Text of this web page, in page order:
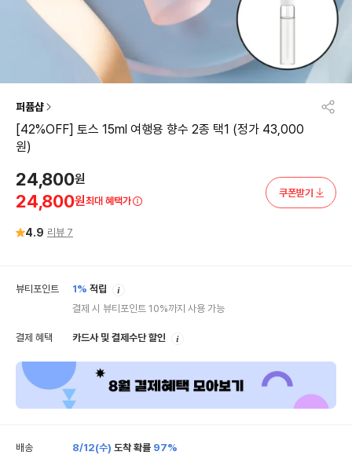
퍼퓸샵
[42%OFF] 토스 15ml 여행용 향수 2종 택1 (정가 43,000
원)
24,800원
24,800원최대 혜택가
쿠폰받기
4.9 리뷰 7
뷰티포인트 1% 적립
결제 시 뷰티포인트 10%까지 사용 가능
결제 혜택 카드사 및 결제수단 할인
배송 8/12(수) 도착 확률 97%